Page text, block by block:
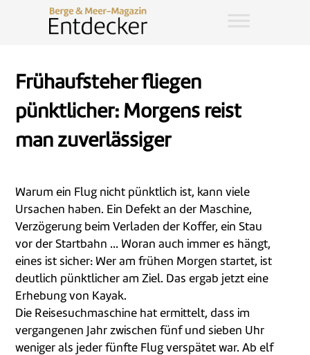
Frühaufsteher fliegen
pünktlicher: Morgens reist
man zuverlässiger
Warum ein Flug nicht pünktlich ist, kann viele
Ursachen haben. Ein Defekt an der Maschine,
Verzögerung beim Verladen der Koffer, ein Stau
vor der Startbahn … Woran auch immer es hängt,
eines ist sicher: Wer am frühen Morgen startet, ist
deutlich pünktlicher am Ziel. Das ergab jetzt eine
Erhebung von Kayak.
Die Reisesuchmaschine hat ermittelt, dass im
vergangenen Jahr zwischen fünf und sieben Uhr
weniger als jeder fünfte Flug verspätet war. Ab elf